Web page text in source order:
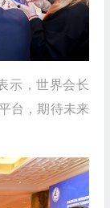
示，世界会长
台，期待未来